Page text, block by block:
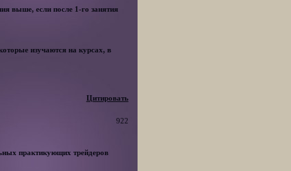
выше, если после 1-го занятия
изучаются на курсах, в
Цитировать
922
практикующих трейдеров